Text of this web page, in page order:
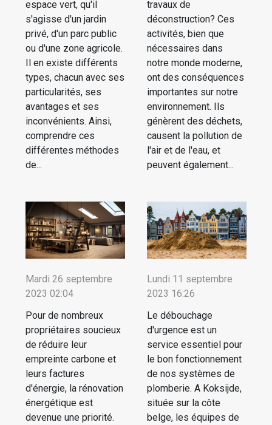
espace vert, qu'il
s'agisse d'un jardin
privé, d'un parc public
ou d'une zone agricole.
Il en existe différents
types, chacun avec ses
particularités, ses
avantages et ses
inconvénients. Ainsi,
comprendre ces
différentes méthodes
de...
travaux de
déconstruction? Ces
activités, bien que
nécessaires dans
notre monde moderne,
ont des conséquences
importantes sur notre
environnement. Ils
génèrent des déchets,
causent la pollution de
l'air et de l'eau, et
peuvent également...
Mardi 26 septembre
2023 02:04
Pour de nombreux
propriétaires soucieux
de réduire leur
empreinte carbone et
leurs factures
d'énergie, la rénovation
énergétique est
devenue une priorité.
Lundi 11 septembre
2023 16:26
Le débouchage
d'urgence est un
service essentiel pour
le bon fonctionnement
de nos systèmes de
plomberie. A Koksijde,
située sur la côte
belge, les équipes de